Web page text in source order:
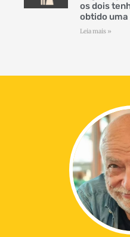
os dois
obtido
Leia mais »